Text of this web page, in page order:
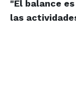
"El balance
las